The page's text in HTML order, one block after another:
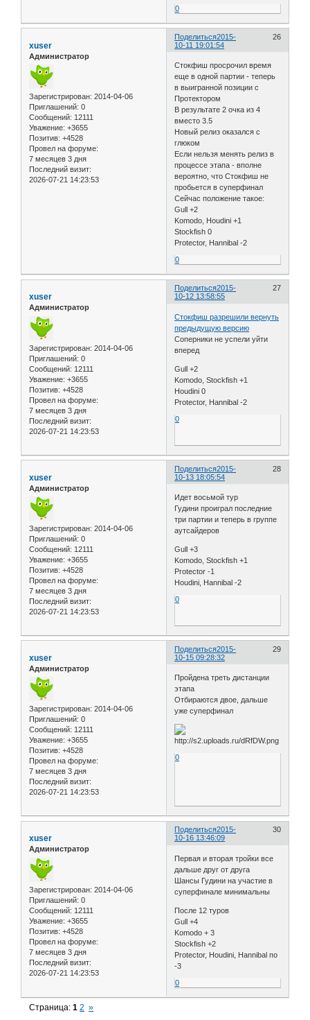
0
Поделиться 26
2015-
10-11 19:01:54
xuser
Администратор
Зарегистрирован: 2014-04-06
Приглашений: 0
Сообщений: 12111
Уважение: +3655
Позитив: +4528
Провел на форуме:
7 месяцев 3 дня
Последний визит:
2026-07-21 14:23:53
Стокфиш просрочил время
еще в одной партии - теперь
в выигранной позиции с
Протектором
В результате 2 очка из 4
вместо 3.5
Новый релиз оказался с
глюком
Если нельзя менять релиз в
процессе этапа - вполне
вероятно, что Стокфиш не
пробьется в суперфинал
Сейчас положение такое:
Gull +2
Komodo, Houdini +1
Stockfish 0
Protector, Hannibal -2
0
Поделиться 27
2015-
10-12 13:58:55
xuser
Администратор
Зарегистрирован: 2014-04-06
Приглашений: 0
Сообщений: 12111
Уважение: +3655
Позитив: +4528
Провел на форуме:
7 месяцев 3 дня
Последний визит:
2026-07-21 14:23:53
Стокфиш разрешили вернуть
предыдущую версию
Соперники не успели уйти
вперед
Gull +2
Komodo, Stockfish +1
Houdini 0
Protector, Hannibal -2
0
Поделиться 28
2015-
10-13 18:05:54
xuser
Администратор
Зарегистрирован: 2014-04-06
Приглашений: 0
Сообщений: 12111
Уважение: +3655
Позитив: +4528
Провел на форуме:
7 месяцев 3 дня
Последний визит:
2026-07-21 14:23:53
Идет восьмой тур
Гудини проиграл последние
три партии и теперь в группе
аутсайдеров
Gull +3
Komodo, Stockfish +1
Protector -1
Houdini, Hannibal -2
0
Поделиться 29
2015-
10-15 09:28:32
xuser
Администратор
Зарегистрирован: 2014-04-06
Приглашений: 0
Сообщений: 12111
Уважение: +3655
Позитив: +4528
Провел на форуме:
7 месяцев 3 дня
Последний визит:
2026-07-21 14:23:53
Пройдена треть дистанции
этапа
Отбираются двое, дальше
уже суперфинал
0
Поделиться 30
2015-
10-16 13:46:09
xuser
Администратор
Зарегистрирован: 2014-04-06
Приглашений: 0
Сообщений: 12111
Уважение: +3655
Позитив: +4528
Провел на форуме:
7 месяцев 3 дня
Последний визит:
2026-07-21 14:23:53
Первая и вторая тройки все
дальше друг от друга
Шансы Гудини на участие в
суперфинале минимальны
После 12 туров
Gull +4
Komodo + 3
Stockfish +2
Protector, Houdini, Hannibal по
-3
0
Страница:1 2 »